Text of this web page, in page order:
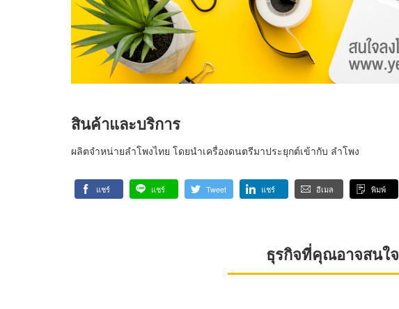
สินค้าและบริการ
ผลิตจำหน่ายลำโพงไทย โดยนำเครื่องดนตรีมาประยุกต์เข้ากับ ลำโพง
แชร์ แชร์ Tweet แชร์ อีเมล พิมพ์
ธุรกิจที่คุณอาจสนใจ